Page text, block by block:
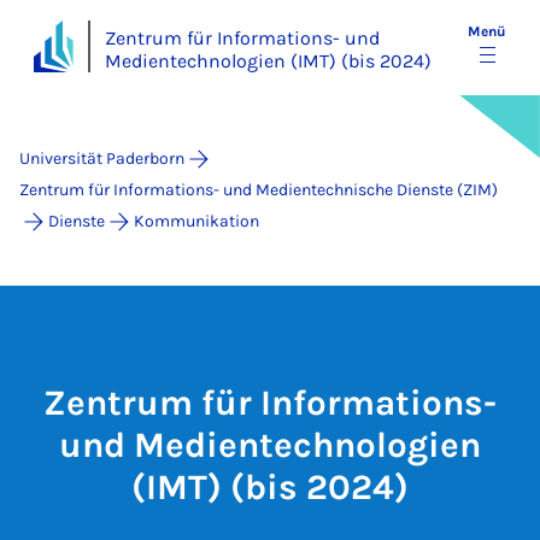
Zentrum für Informations- und
Medientechnologien (IMT) (bis 2024)
Menü
Universität Paderborn
Zentrum für Informations- und Medientechnische Dienste (ZIM)
Dienste
Kommunikation
Zentrum für Informations-
und Medientechnologien
(IMT) (bis 2024)